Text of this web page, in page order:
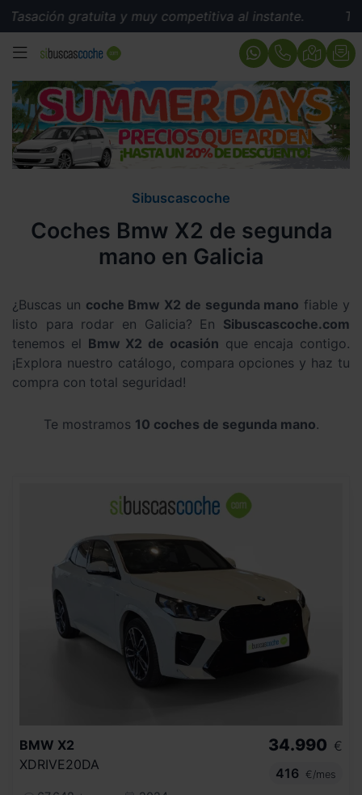
gratuita y muy competitiva al instante.
MENÚ
Sibuscascoche
Coches Bmw X2 de segunda
mano en Galicia
¿Buscas un coche Bmw X2 de segunda mano fiable y
listo para rodar en Galicia? En Sibuscascoche.com
tenemos el Bmw X2 de ocasión que encaja contigo.
¡Explora nuestro catálogo, compara opciones y haz tu
compra con total seguridad!
Te mostramos 10 coches de segunda mano.
BMW X2
XDRIVE20DA
34.990 €
416
€/mes